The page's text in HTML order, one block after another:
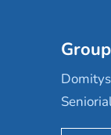
Domitys
Nohée